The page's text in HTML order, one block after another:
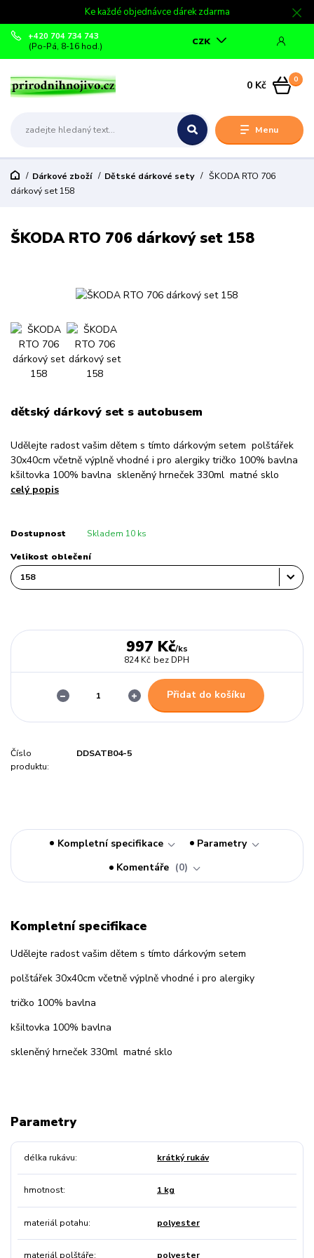
Ke každé objednávce dárek zdarma
Menu
CZK
+420 704 734 743
(Po-Pá, 8-16 hod.)
0
0 Kč
Dárkové zboží Dětské dárkové sety
ŠKODA RTO 706
dárkový set 158
ŠKODA RTO 706 dárkový set 158
dětský dárkový set s autobusem
Udělejte radost vašim dětem s tímto dárkovým setem polštářek
30x40cm včetně výplně vhodné i pro alergiky tričko 100% bavlna
kšiltovka 100% bavlna skleněný hrneček 330ml matné sklo
celý popis
Dostupnost Skladem 10 ks
Velikost oblečení
997 Kč/ks
824 Kč bez DPH
Přidat do košíku
Číslo
produktu:
DDSATB04-5
Kompletní specifikace
Parametry
Komentáře
0
Kompletní specifikace
Udělejte radost vašim dětem s tímto dárkovým setem
polštářek 30x40cm včetně výplně vhodné i pro alergiky
tričko 100% bavlna
kšiltovka 100% bavlna
skleněný hrneček 330ml matné sklo
Parametry
délka rukávu krátký rukáv
hmotnost 1 kg
materiál potahu polyester
materiál polštáře polyester